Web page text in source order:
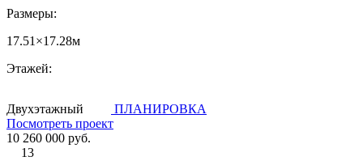
Размеры:
17.51×17.28м
Этажей:
Двухэтажный
ПЛАНИРОВКА
Посмотреть проект
10 260 000 руб.
13